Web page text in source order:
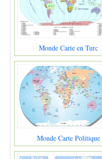
Monde Carte en Turc
Monde Carte Politique